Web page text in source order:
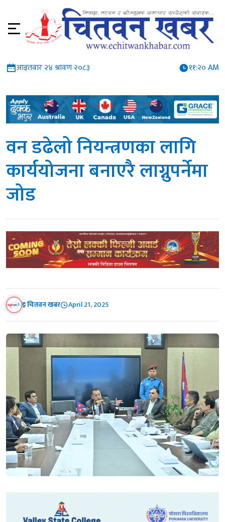
आइतवार २४ श्रावण २०८३ ११:२० AM
वन डढेलो नियन्त्रणका लागि
कार्ययोजना बनाएरै लाग्नुपर्नेमा
जोड
इ चितवन खबर April 21, 2025